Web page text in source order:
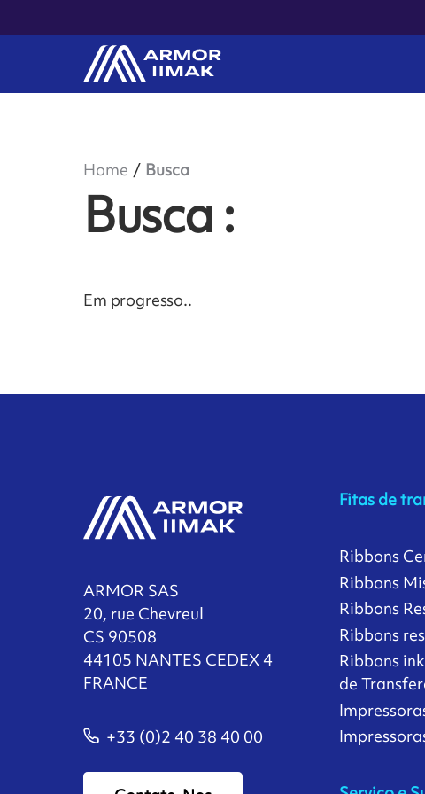
Home Busca
Busca :
Em progresso..
ARMOR SAS
20, rue Chevreul
CS 90508
44105 NANTES CEDEX 4
FRANCE
+33 (0)2 40 38 40 00
Fitas de
Ribbons
Ribbons
Ribbons
Ribbons
Ribbons
de